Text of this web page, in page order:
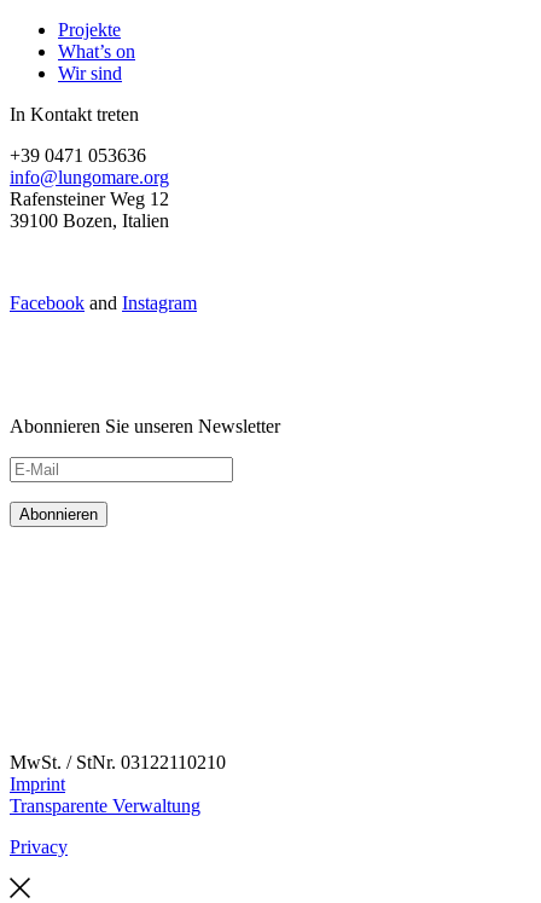
Projekte
What’s on
Wir sind
In Kontakt treten
+39 0471 053636
info@lungomare.org
Rafensteiner Weg 12
39100 Bozen, Italien
Facebook and Instagram
Abonnieren Sie unseren Newsletter
MwSt. / StNr. 03122110210
Imprint
Transparente Verwaltung
Privacy